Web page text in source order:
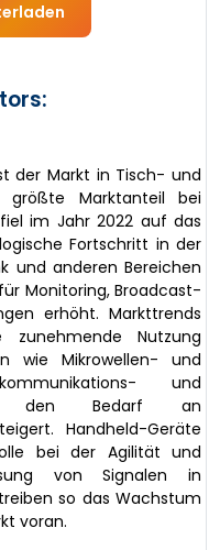
der Markt in Tisch- und
größte Marktanteil bei
im Jahr 2022 auf das
Fortschritt in der
und anderen Bereichen
Monitoring, Broadcast-
erhöht. Markttrends
Nutzung
wie Mikrowellen- und
und
den Bedarf an
Handheld-Geräte
bei der Agilität und
von Signalen in
so das Wachstum
voran.